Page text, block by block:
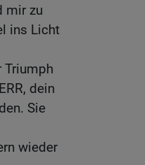
mir zu
ins Licht
Triumph
dein
Sie
wieder